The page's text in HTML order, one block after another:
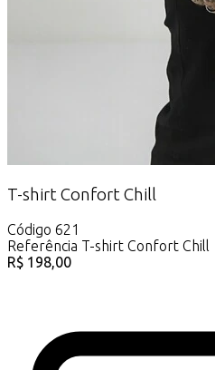
T-shirt Confort Chill
Código 621
Referência T-shirt Confort Chill
R$ 198,00